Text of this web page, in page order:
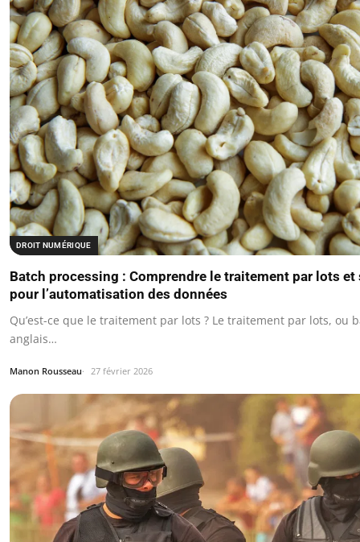
DROIT NUMÉRIQUE
Batch processing : Comprendre le traitement par lots et
pour l’automatisation des données
Qu’est-ce que le traitement par lots ? Le traitement par lots, ou
anglais…
Manon Rousseau 27 février 2026